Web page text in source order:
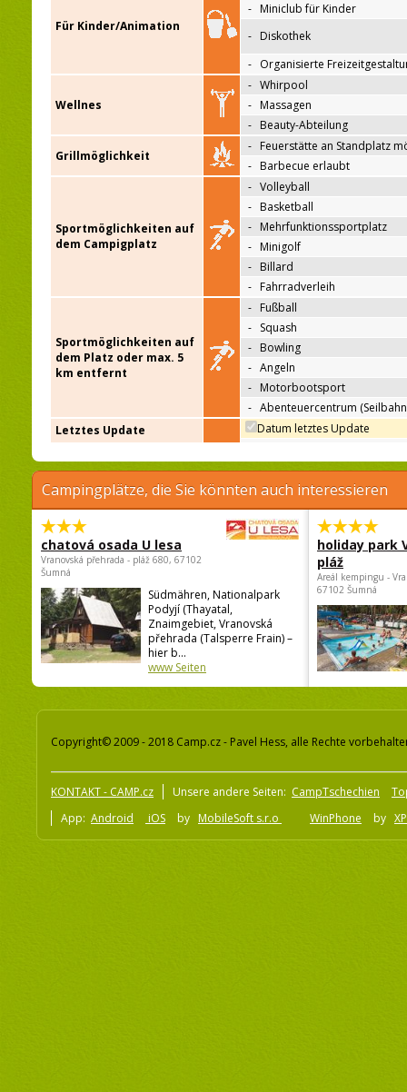
Für Kinder/Animation
- Miniclub für Kinder
- Diskothek
- Organisierte
Wellnes
- Whirpool
- Massagen
- Beauty-Abteilung
Grillmöglichkeit
- Feuerstätte an Standplatz
- Barbecue erlaubt
Sportmöglichkeiten auf
dem Campigplatz
- Volleyball
- Basketball
- Mehrfunktionssportplatz
- Minigolf
- Billard
- Fahrradverleih
Sportmöglichkeiten auf
dem Platz oder max. 5
km entfernt
- Fußball
- Squash
- Bowling
- Angeln
- Motorbootsport
- Abenteuercentrum
Letztes Update
Datum letztes Update
Campingplätze, die Sie könnten auch interessieren
chatová osada U lesa
Vranovská přehrada - pláž 680, 67102
Šumná
Südmähren, Nationalpark
Podyjí (Thayatal,
Znaimgebiet, Vranovská
přehrada (Talsperre Frain) –
hier b...
www Seiten
holiday park
pláž
Areál kempingu -
67102 Šumná
Copyright© 2009 - 2018 Camp.cz - Pavel Hess, alle Rechte
KONTAKT - CAMP.cz Unsere andere Seiten: CampTschechien
App: Android iOS by MobileSoft s.r.o WinPhone by